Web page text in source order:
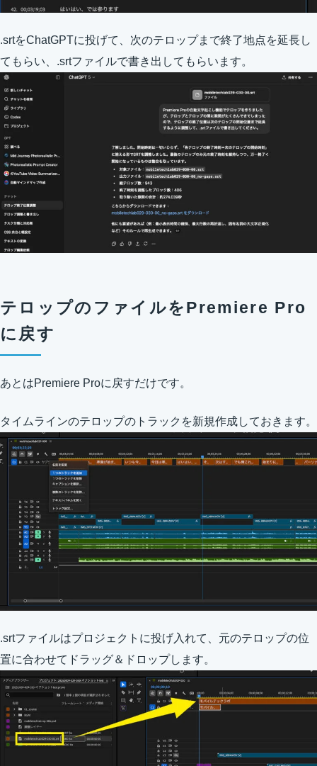
.srtをChatGPTに投げて、次のテロップまで終了地点を延長し
てもらい、.srtファイルで書き出してもらいます。
テロップのファイルをPremiere Pro
に戻す
あとはPremiere Proに戻すだけです。
タイムラインのテロップのトラックを新規作成しておきます。
.srtファイルはプロジェクトに投げ入れて、元のテロップの位
置に合わせてドラッグ＆ドロップします。